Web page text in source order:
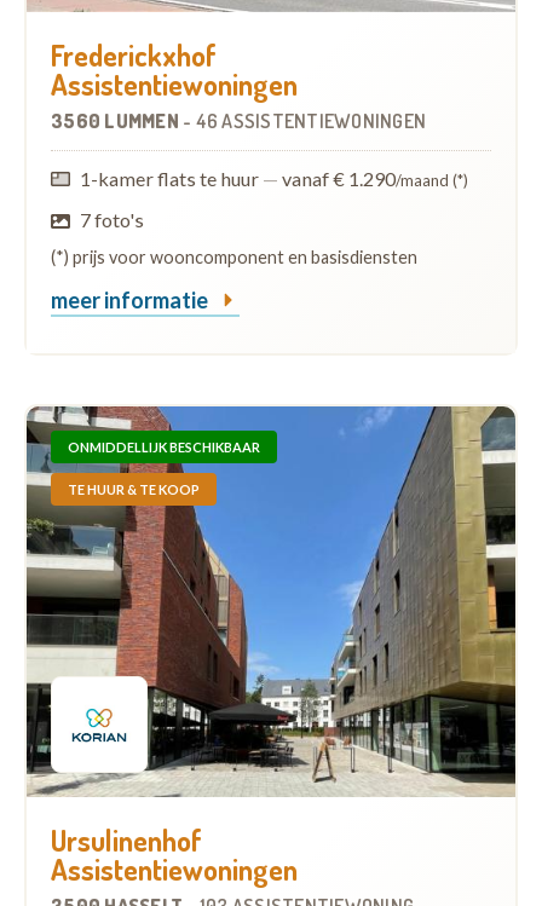
Frederickxhof
Assistentiewoningen
3560 LUMMEN - 46 ASSISTENTIEWONINGEN
1-kamer flats te huur — vanaf € 1.290/maand (*)
7 foto's
(*) prijs voor wooncomponent en basisdiensten
meer informatie
ONMIDDELLIJK BESCHIKBAAR
TE HUUR & TE KOOP
Ursulinenhof
Assistentiewoningen